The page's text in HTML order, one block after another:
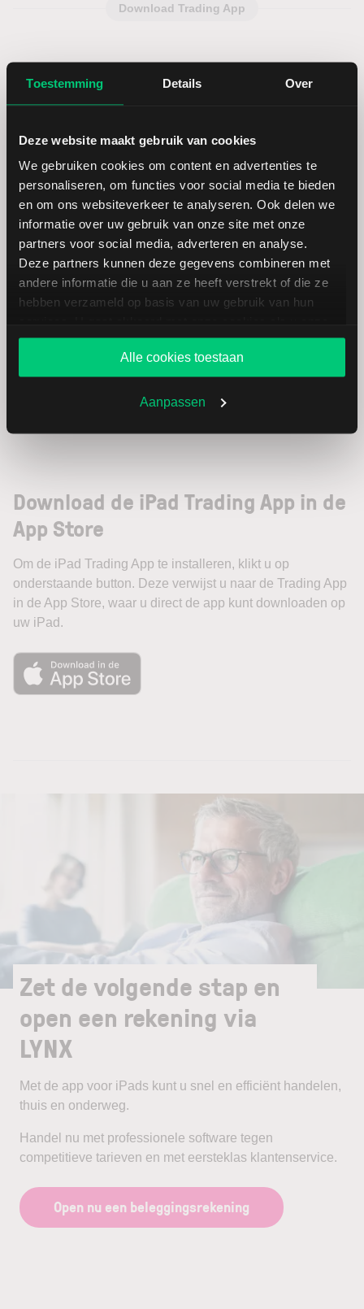
Toestemming Details Over
Deze website maakt gebruik van cookies
We gebruiken cookies om content en advertenties te
personaliseren, om functies voor social media te bieden
en om ons websiteverkeer te analyseren. Ook delen we
informatie over uw gebruik van onze site met onze
partners voor social media, adverteren en analyse.
Deze partners kunnen deze gegevens combineren met
andere informatie die u aan ze heeft verstrekt of die ze
hebben verzameld op basis van uw gebruik van hun
website blijft gebruiken.
Alle cookies toestaan
Aanpassen
Download Trading App
Download de iPad Trading App in de
App Store
Om de iPad Trading App te installeren, klikt u op
onderstaande button. Deze verwijst u naar de Trading App
in de App Store, waar u direct de app kunt downloaden op
uw iPad.
Zet de volgende stap en
open een rekening via
LYNX
Met de app voor iPads kunt u snel en efficiënt handelen,
thuis en onderweg.
Handel nu met professionele software tegen
competitieve tarieven en met eersteklas klantenservice.
Open nu een beleggingsrekening